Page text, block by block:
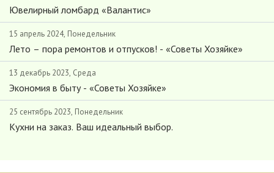
Ювелирный ломбард «Валантис»
15 апрель 2024, Понедельник
Лето – пора ремонтов и отпусков! - «Советы Хозяйке»
13 декабрь 2023, Среда
Экономия в быту - «Советы Хозяйке»
25 сентябрь 2023, Понедельник
Кухни на заказ. Ваш идеальный выбор.